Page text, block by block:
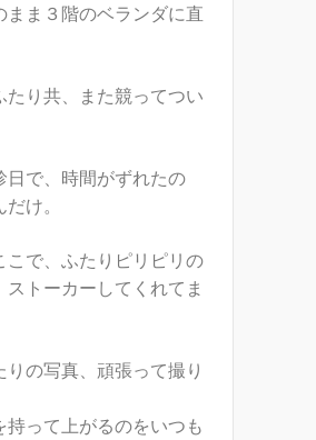
まま３階のベランダに直
たり共、また競ってつい
日で、時間がずれたの
け。
こで、ふたりピリピリの
ストーカーしてくれてま
りの写真、頑張って撮り
持って上がるのをいつも